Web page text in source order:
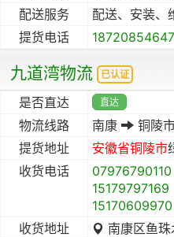
配送服务
配送、安装、
提货电话
18720854647
九道湾物流 已认证
是否直达 直达
物流线路 南康
铜陵
提货地址
安徽省铜陵市
收货电话
07976790110
15179797169
15170609970
收货地址
南康区鱼